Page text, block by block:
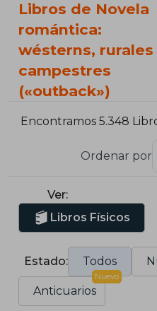
Libros de Novela
romántica:
wésterns, rurales
campestres
(«outback»)
Encontramos 5.348
Ordenar por
Ver:
Libros Físicos
Estado: Todos
Anticuarios
Nuevo